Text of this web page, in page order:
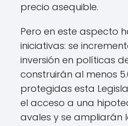
precio asequible.
Pero en este aspecto
iniciativas: se
inversión en políticas
construirán al menos
protegidas esta
el acceso a una
avales y se ampliarán